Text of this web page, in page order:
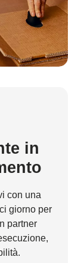
in
con una
giorno per
partner